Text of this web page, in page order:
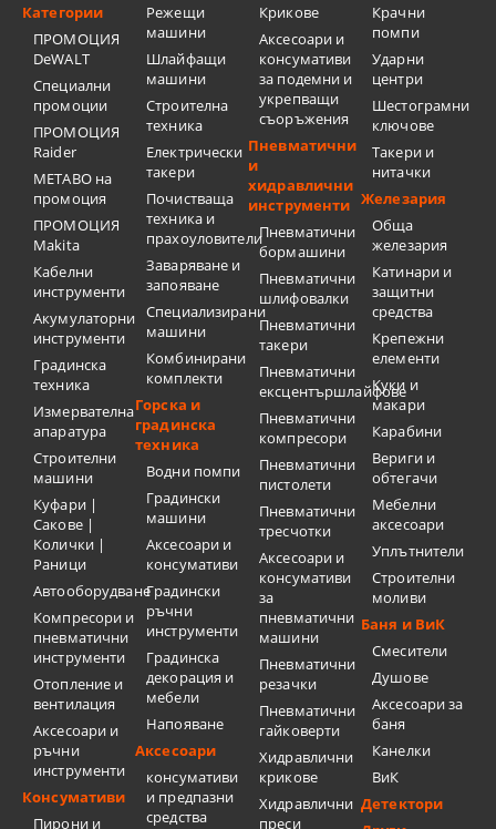
Категории
ПРОМОЦИЯ
DeWALT
Специални
промоции
ПРОМОЦИЯ
Raider
METABO на
промоция
ПРОМОЦИЯ
Makita
Кабелни
инструменти
Акумулаторни
инструменти
Градинска
техника
Измервателна
апаратура
Строителни
машини
Куфари |
Сакове |
Колички |
Раници
Автооборудване
Компресори и
пневматични
инструменти
Отопление и
вентилация
Аксесоари и
ръчни
инструменти
Консумативи
Пирони и
Режещи
машини
Шлайфащи
машини
Строителна
техника
Електрически
такери
Почистваща
техника и
прахоуловители
Заваряване и
запояване
Специализирани
машини
Комбинирани
комплекти
Горска и
градинска
техника
Водни помпи
Градински
машини
Аксесоари и
консумативи
Градински
ръчни
инструменти
Градинска
декорация и
мебели
Напояване
Аксесоари
консумативи
и предпазни
средства
Крикове
Аксесоари и
консумативи
за подемни и
укрепващи
съоръжения
Пневматични
и
хидравлични
инструменти
Пневматични
бормашини
Пневматични
шлифовалки
Пневматични
такери
Пневматични
ексцентършлайфове
Пневматични
компресори
Пневматични
пистолети
Пневматични
тресчотки
Аксесоари и
консумативи
за
пневматични
машини
Пневматични
резачки
Пневматични
гайковерти
Хидравлични
крикове
Хидравлични
преси
Крачни
помпи
Ударни
центри
Шестограмни
ключове
Такери и
нитачки
Железария
Обща
железария
Катинари и
защитни
средства
Крепежни
елементи
Куки и
макари
Карабини
Вериги и
обтегачи
Мебелни
аксесоари
Уплътнители
Строителни
моливи
Баня и ВиК
Смесители
Душове
Аксесоари за
баня
Канелки
ВиК
Детектори